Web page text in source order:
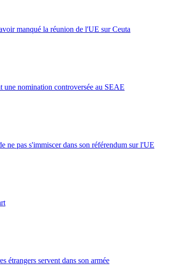
manqué la réunion de l'UE sur Ceuta
nomination controversée au SEAE
pas s'immiscer dans son référendum sur l'UE
étrangers servent dans son armée